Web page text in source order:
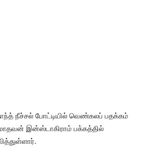
நீச்சல் போட்டியில் வெண்கலப் பதக்கம்
இன்ஸ்டாகிராம் பக்கத்தில்